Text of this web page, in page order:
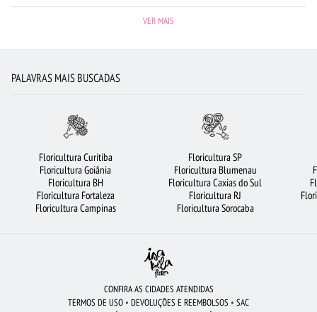
FLORICULTURA BARUERI FLORICULTURA CURITIBA
FLORICULTURA UBERLÂNDIA FLORICULTURA GOIÂNIA
FLORICULTURA SANTOS FLORES VERMELHAS ROSAS VERMELHAS
FLORICULTURA GUARULHOS
FLORES COLORIDAS
FLORICULTURA SALVADOR CESTA DE CHOCOLATE
VER MAIS
PALAVRAS MAIS BUSCADAS
Floricultura Curitiba
Floricultura Goiânia
Floricultura BH
Floricultura Fortaleza
Floricultura Campinas
Floricultura SP
Floricultura Blumenau
Floricultura Caxias do Sul
Floricultura RJ
Floricultura Sorocaba
CONFIRA AS CIDADES ATENDIDAS
TERMOS DE USO • DEVOLUÇÕES E REEMBOLSOS • SAC